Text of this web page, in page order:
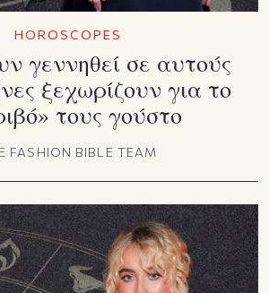
HOROSCOPES
γεννηθεί σε αυτούς
ξεχωρίζουν για το
τους γούστο
FASHION BIBLE TEAM